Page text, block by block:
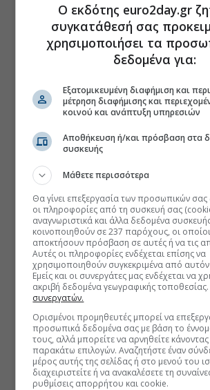
Ο εκδότης euro2day.gr
συγκατάθεσή σας
χρησιμοποιήσει τα
δεδομένα για:
Εξατομικευμένη διαφήμιση και
μέτρηση διαφήμισης και
κοινού και ανάπτυξη υπηρεσιών
Αποθήκευση ή/και πρόσβαση στα
συσκευής
Μάθετε περισσότερα
Θα γίνει επεξεργασία των προσωπικών σας
οι πληροφορίες από τη συσκευή σας
αναγνωριστικά και άλλα δεδομένα
κοινοποιηθούν σε 237 παρόχους, οι
αποκτήσουν πρόσβαση σε αυτές ή να τις
Αυτές οι πληροφορίες ενδέχεται επίσης να
χρησιμοποιηθούν συγκεκριμένα από
Εμείς και οι συνεργάτες μας ενδέχεται να
ακριβή δεδομένα γεωγραφικής
συνεργατών.
Ορισμένοι προμηθευτές μπορεί να
προσωπικά δεδομένα σας με βάση το
τους, αλλά μπορείτε να αρνηθείτε
παρακάτω επιλογών. Αναζητήστε έναν
μέρος αυτής της σελίδας ή στο μενού του
διαχειριστείτε ή να ανακαλέσετε τη
ρυθμίσεις απορρήτου και cookie.